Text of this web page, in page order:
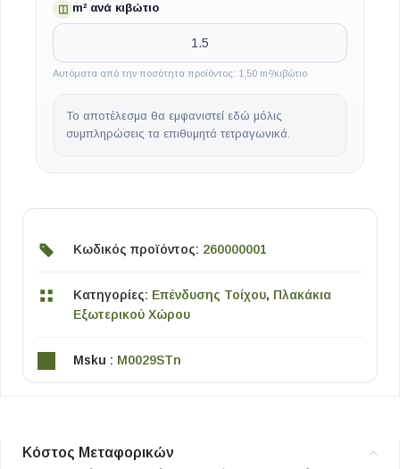
◫ m² ανά κιβώτιο
Αυτόματα από την ποσότητα προϊόντος: 1,50 m²/κιβώτιο
Το αποτέλεσμα θα εμφανιστεί εδώ μόλις
συμπληρώσεις τα επιθυμητά τετραγωνικά.
Κωδικός προϊόντος: 260000001
Κατηγορίες: Επένδυσης Τοίχου, Πλακάκια
Εξωτερικού Χώρου
Msku : M0029STn
Κόστος Μεταφορικών